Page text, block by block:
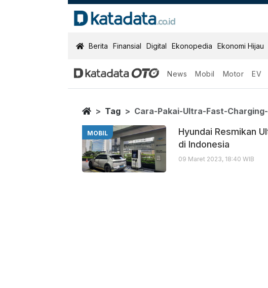
KatadataOTO
Berita Finansial Digital Ekonopedia Ekonomi Hijau
News Mobil Motor EV
Cara Pakai Ultra
Berita Terbaru
Home
Tag Cara-Pakai-Ultra-Fast-
MOBIL
Hyundai Resmikan
di Indonesia
09 Maret 2023, 18:40 WIB